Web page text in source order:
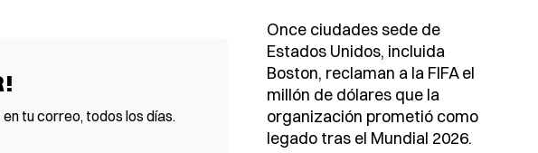
tu correo, todos los días.
Once ciudades sede de
Estados Unidos, incluida
Boston, reclaman a la FIFA el
millón de dólares que la
organización prometió como
legado tras el Mundial 2026.